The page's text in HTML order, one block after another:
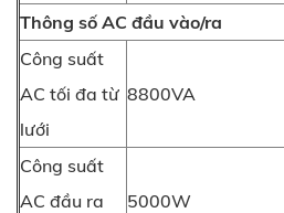
Thông số AC đầu vào/ra
Công suất
AC tối đa từ
lưới
8800VA
Công suất
AC đầu ra
5000W